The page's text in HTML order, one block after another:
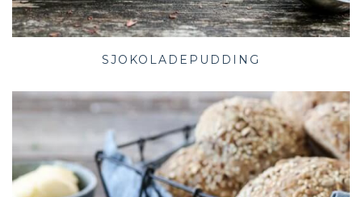
SJOKOLADEPUDDING